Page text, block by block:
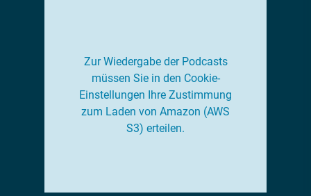
Zur Wiedergabe der Podcasts
müssen Sie in den Cookie-
Einstellungen Ihre Zustimmung
zum Laden von Amazon (AWS
S3) erteilen.